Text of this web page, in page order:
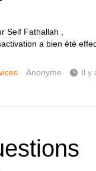
Seif Fathallah ,
a bien été
Anonyme Il y